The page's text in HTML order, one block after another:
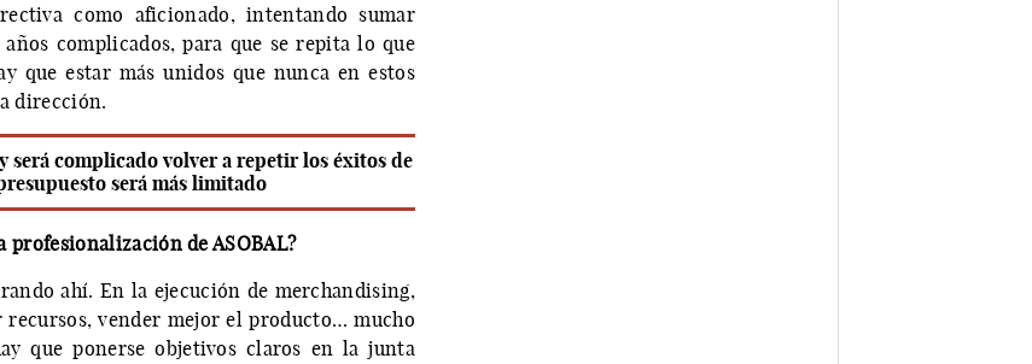
como aficionado, intentando sumar
complicados, para que se repita lo que
que estar más unidos que nunca en estos
dirección.
complicado volver a repetir los éxitos de
será más limitado
profesionalización de ASOBAL?
ahí. En la ejecución de merchandising,
vender mejor el producto… mucho
que ponerse objetivos claros en la junta